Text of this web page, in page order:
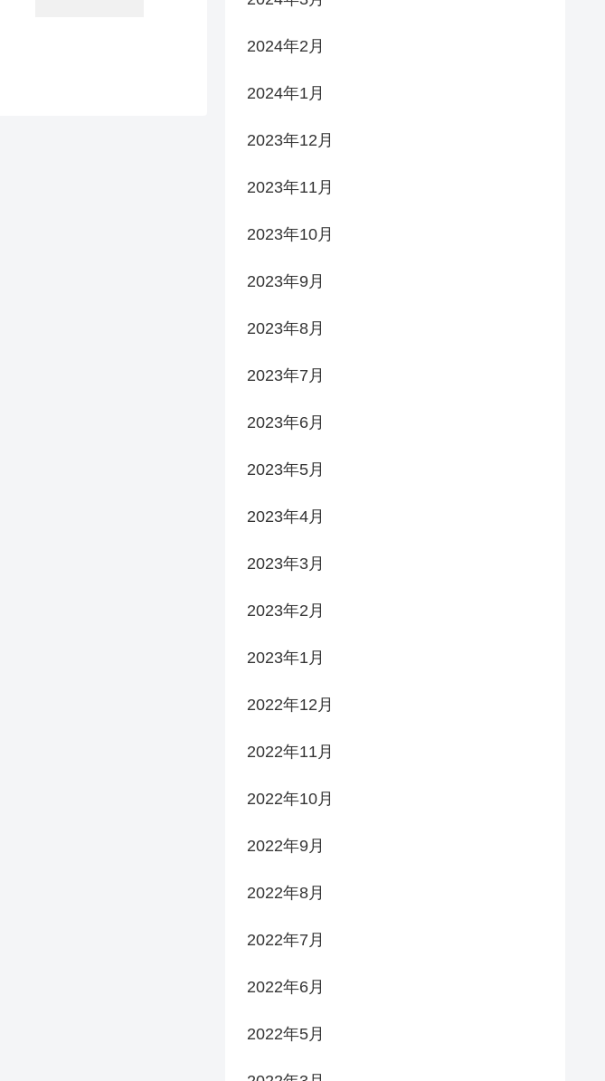
2024年2月
2024年1月
2023年12月
2023年11月
2023年10月
2023年9月
2023年8月
2023年7月
2023年6月
2023年5月
2023年4月
2023年3月
2023年2月
2023年1月
2022年12月
2022年11月
2022年10月
2022年9月
2022年8月
2022年7月
2022年6月
2022年5月